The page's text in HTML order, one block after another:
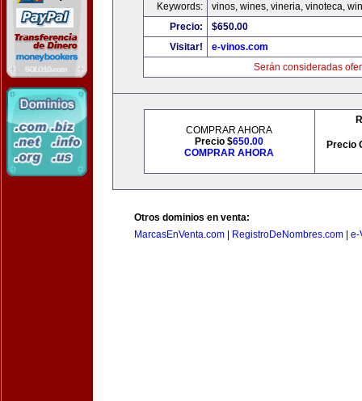
Keywords:
vinos, wines, vineria, vinoteca,
Precio:
$650.00
Visitar!
e-vinos.com
Serán consideradas
COMPRAR AHORA
Precio $650.00
COMPRAR AHORA
Precio
Otros dominios en venta:
MarcasEnVenta.com
RegistroDeNombres.com e-